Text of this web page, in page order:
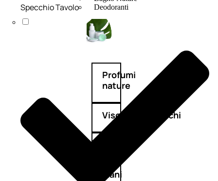
Deodoranti
Profumi
nature
Viso/Labbra/Occhi
Mani
Specchio Tavolo